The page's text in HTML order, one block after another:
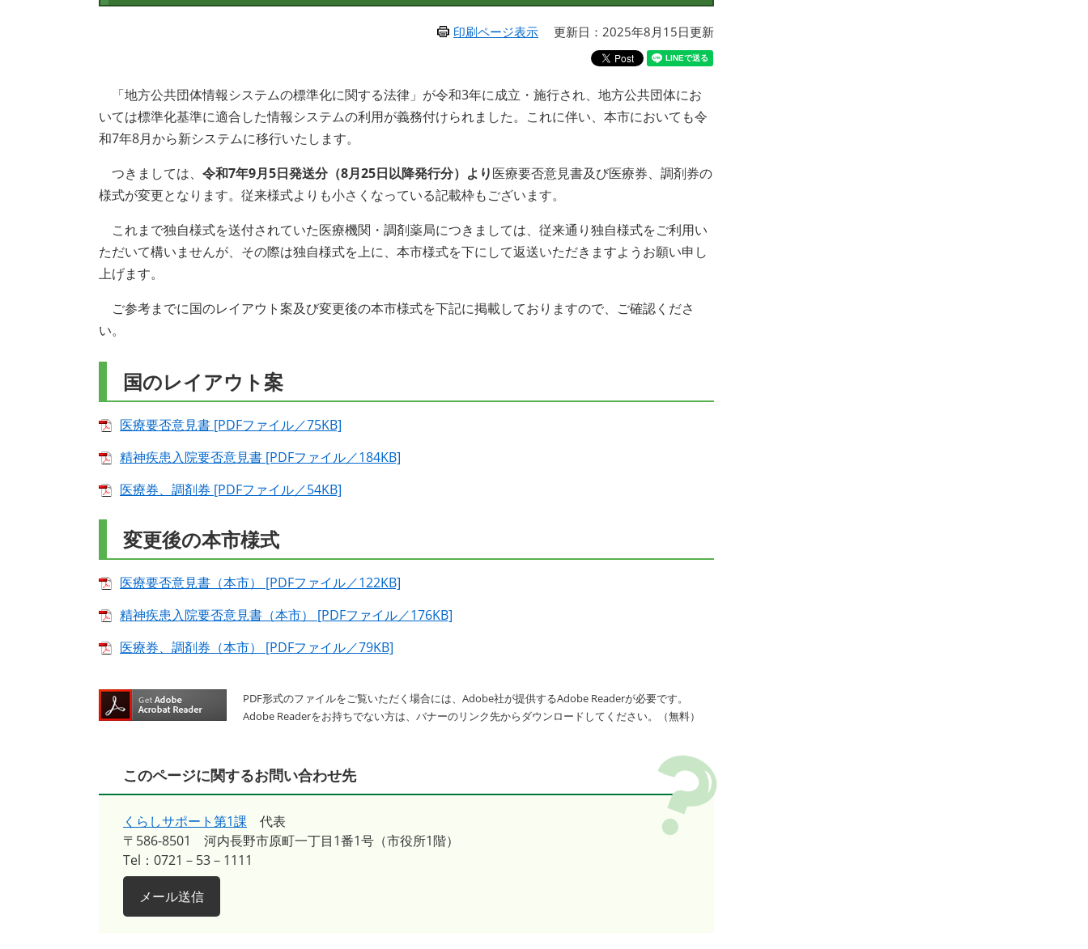
印刷ページ表示 更新日：2025年8月15日更新
「地方公共団体情報システムの標準化に関する法律」が令和3年に成立・施行され、地方公共団体にお
いては標準化基準に適合した情報システムの利用が義務付けられました。これに伴い、本市においても令
和7年8月から新システムに移行いたします。
つきましては、 令和7年9月5日発送分（8月25日以降発行分）より医療要否意見書及び医療券、調剤券の
様式が変更となります。従来様式よりも小さくなっている記載枠もございます。
これまで独自様式を送付されていた医療機関・調剤薬局につきましては、従来通り独自様式をご利用い
ただいて構いませんが、その際は独自様式を上に、本市様式を下にして返送いただきますようお願い申し
上げます。
ご参考までに国のレイアウト案及び変更後の本市様式を下記に掲載しておりますので、ご確認くださ
い。
国のレイアウト案
医療要否意見書 [PDFファイル／75KB]
精神疾患入院要否意見書 [PDFファイル／184KB]
医療券、調剤券 [PDFファイル／54KB]
変更後の本市様式
医療要否意見書（本市） [PDFファイル／122KB]
精神疾患入院要否意見書（本市） [PDFファイル／176KB]
医療券、調剤券（本市） [PDFファイル／79KB]
PDF形式のファイルをご覧いただく場合には、Adobe社が提供するAdobe Readerが必要です。
Adobe Readerをお持ちでない方は、バナーのリンク先からダウンロードしてください。（無料）
このページに関するお問い合わせ先
くらしサポート第1課
代表
〒586-8501
河内長野市原町一丁目1番1号（市役所1階）
Tel：0721－53－1111
メール送信